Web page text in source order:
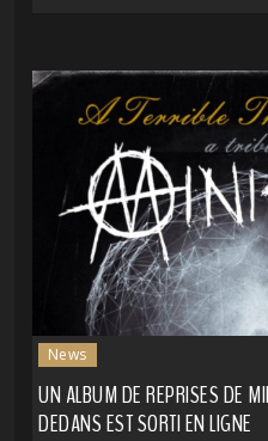
News
UN ALBUM DE REPRISES DE
DEDANS EST SORTI EN LIGNE